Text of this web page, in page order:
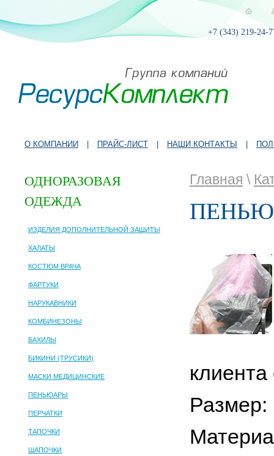
+7 (343) 219-24-
О КОМПАНИИ ПРАЙС-ЛИСТ НАШИ КОНТАКТЫ
ОДНОРАЗОВАЯ
ОДЕЖДА
ИЗДЕЛИЯ ДОПОЛНИТЕЛЬНОЙ ЗАЩИТЫ
ХАЛАТЫ
КОСТЮМ ВРАЧА
ФАРТУКИ
НАРУКАВНИКИ
КОМБИНЕЗОНЫ
БАХИЛЫ
БИКИНИ (ТРУСИКИ)
МАСКИ МЕДИЦИНСКИЕ
ПЕНЬЮАРЫ
ПЕРЧАТКИ
ТАПОЧКИ
ШАПОЧКИ
Главная \
клиента
Размер: